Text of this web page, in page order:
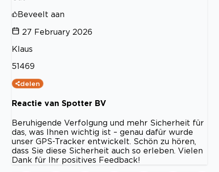
Beveelt aan
27 February 2026
Klaus
51469
delen
Reactie van Spotter BV
Beruhigende Verfolgung und mehr Sicherheit für
das, was Ihnen wichtig ist – genau dafür wurde
unser GPS-Tracker entwickelt. Schön zu hören,
dass Sie diese Sicherheit auch so erleben. Vielen
Dank für Ihr positives Feedback!